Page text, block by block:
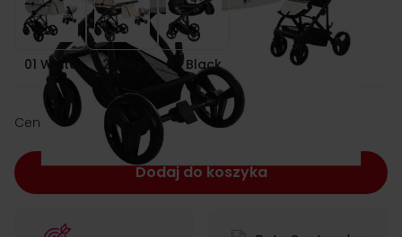
01 White 02 Beige 03 Black
Cena:zł 3,071.00
Dodaj do koszyka